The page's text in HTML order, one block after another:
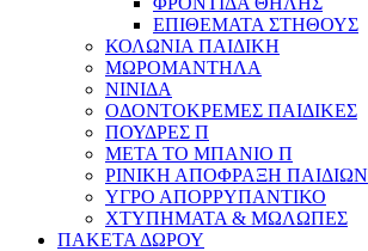
ΕΠΙΘΕΜΑΤΑ ΣΤΗΘΟΥΣ
ΚΟΛΩΝΙΑ ΠΑΙΔΙΚΗ
ΜΩΡΟΜΑΝΤΗΛΑ
ΝΙΝΙΔΑ
ΟΔΟΝΤΟΚΡΕΜΕΣ ΠΑΙΔΙΚΕΣ
ΠΟΥΔΡΕΣ Π
ΜΕΤΑ ΤΟ ΜΠΑΝΙΟ Π
ΡΙΝΙΚΗ ΑΠΟΦΡΑΞΗ ΠΑΙΔΙΩΝ
ΥΓΡΟ ΑΠΟΡΡΥΠΑΝΤΙΚΟ
ΧΤΥΠΗΜΑΤΑ & ΜΩΛΩΠΕΣ
ΠΑΚΕΤΑ ΔΩΡΟΥ